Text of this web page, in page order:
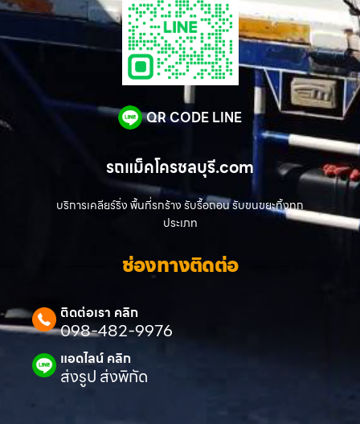
QR CODE LINE
รถแม็คโครชลบุรี.com
บริการเคลียร์ริ่ง พื้นที่รกร้าง รับรื้อถอน รับขนขยะทิ้งทุก
ประเภท
ช่องทางติดต่อ
ติดต่อเรา คลิก
098-482-9976
แอดไลน์ คลิก
ส่งรูป ส่งพิกัด